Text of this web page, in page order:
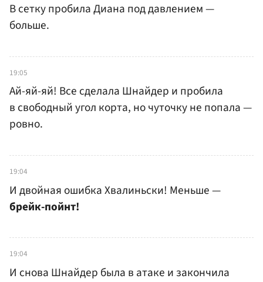
В сетку пробила Диана под давлением —
больше.
19:05
Ай-яй-яй! Все сделала Шнайдер и пробила
в свободный угол корта, но чуточку не попала —
ровно.
19:04
И двойная ошибка Хвалиньски! Меньше —
брейк-пойнт!
19:04
И снова Шнайдер была в атаке и закончила